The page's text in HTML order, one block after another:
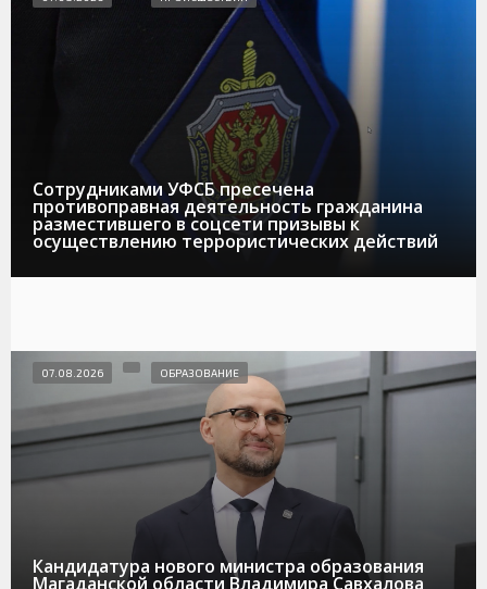
Сотрудниками УФСБ пресечена
противоправная деятельность гражданина
разместившего в соцсети призывы к
осуществлению террористических действий
Кандидатура нового министра образования
Магаданской области Владимира Савхалова
07.08.2026 ОБРАЗОВАНИЕ